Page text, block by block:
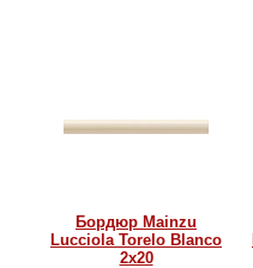
Бордюр Mainzu
Lucciola Torelo Blanco
2x20